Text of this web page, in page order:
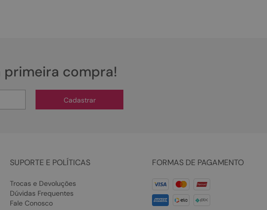
primeira compra!
Cadastrar
SUPORTE E POLÍTICAS
Trocas e Devoluções
Dúvidas Frequentes
Fale Conosco
FORMAS DE PAGAMENTO